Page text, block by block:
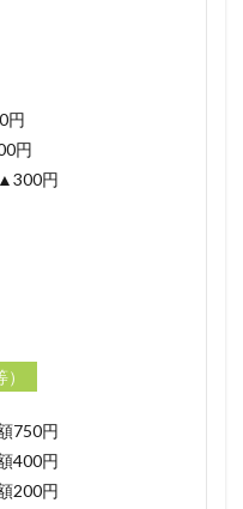
円
円
円
750円
400円
200円